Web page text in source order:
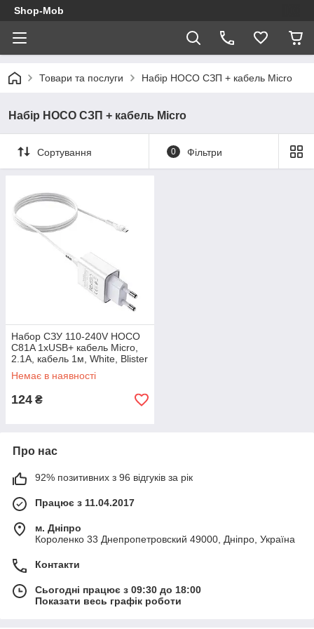
Shop-Mob
Товари та послуги Набір HOCO СЗП + кабель Micro
Набір HOCO СЗП + кабель Micro
Сортування 0 Фільтри
Набор СЗУ 110-240V HOCO
C81A 1xUSB+ кабель Micro,
2.1A, кабель 1м, White, Blister
Немає в наявності
124 ₴
Про нас
92% позитивних з 96 відгуків за рік
Працює з 11.04.2017
м. Дніпро
Короленко 33 Днепропетровский 49000, Дніпро, Україна
Контакти
Сьогодні працює з 09:30 до 18:00
Показати весь графік роботи